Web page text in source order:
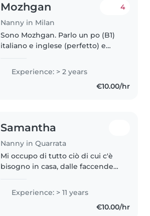
Mozhgan
Nanny in Milan
4
Sono Mozhgan. Parlo un po (B1)
italiano e inglese (perfetto) e
posso aiutare i suoi figli imparare
inglese e io ho la possibilità di
Experience: > 2 years
€10.00/hr
Samantha
Nanny in Quarrata
Mi occupo di tutto ciò di cui c'è
bisogno in casa, dalle faccende
accompagnamento! Ho
esperienza con bambini e ragazzi
Experience: > 11 years
€10.00/hr